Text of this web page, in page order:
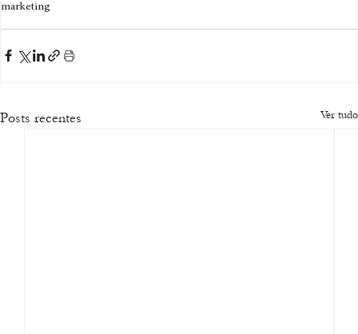
marketing
Posts recentes Ver tudo